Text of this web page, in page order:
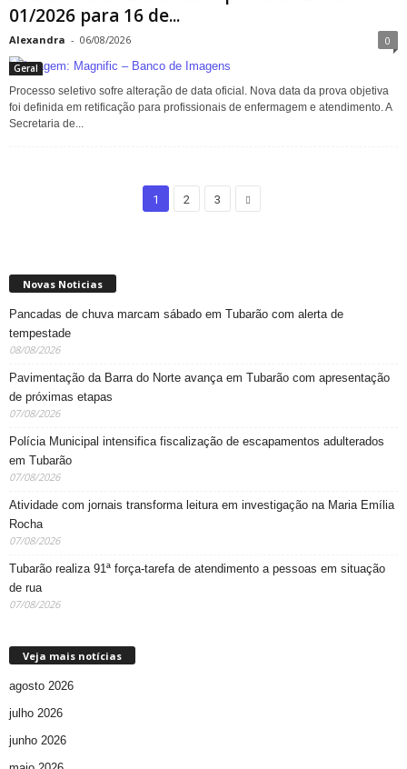
01/2026 para 16 de...
Alexandra - 06/08/2026 0
Geral
Processo seletivo sofre alteração de data oficial. Nova data da prova objetiva
foi definida em retificação para profissionais de enfermagem e atendimento. A
Secretaria de...
1 2 3
Novas Noticias
Pancadas de chuva marcam sábado em Tubarão com alerta de
tempestade
08/08/2026
Pavimentação da Barra do Norte avança em Tubarão com apresentação
de próximas etapas
07/08/2026
Polícia Municipal intensifica fiscalização de escapamentos adulterados
em Tubarão
07/08/2026
Atividade com jornais transforma leitura em investigação na Maria Emília
Rocha
07/08/2026
Tubarão realiza 91ª força-tarefa de atendimento a pessoas em situação
de rua
07/08/2026
Veja mais notícias
agosto 2026
julho 2026
junho 2026